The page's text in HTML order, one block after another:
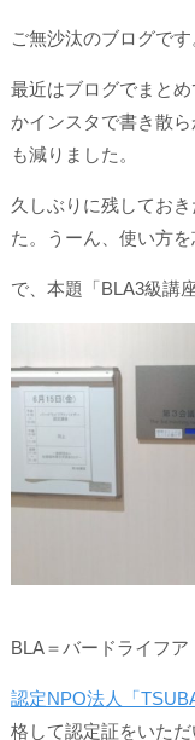
ご無沙汰のブログです
最近はブログでまと
かインスタで書き散
も減りました。
久しぶりに残してお
た。うーん、使い方
で、本題「BLA3級講
BLA＝バードライフ
認定NPO法人「
格して認定証をいた